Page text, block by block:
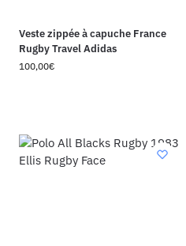
Veste zippée à capuche France
Rugby Travel Adidas
100,00€